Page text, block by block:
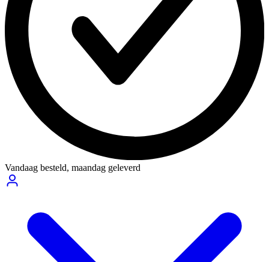
Vandaag besteld, maandag geleverd